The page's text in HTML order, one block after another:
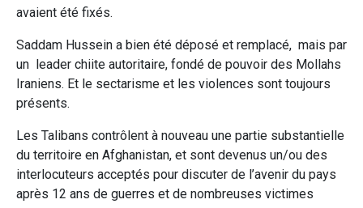
avaient été fixés.
Saddam Hussein a bien été déposé et remplacé, mais par
un leader chiite autoritaire, fondé de pouvoir des Mollahs
Iraniens. Et le sectarisme et les violences sont toujours
présents.
Les Talibans contrôlent à nouveau une partie substantielle
du territoire en Afghanistan, et sont devenus un/ou des
interlocuteurs acceptés pour discuter de l’avenir du pays
après 12 ans de guerres et de nombreuses victimes